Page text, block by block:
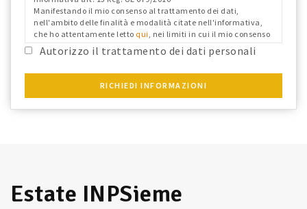
Manifestando il mio consenso al trattamento dei dati,
nell'ambito delle finalità e modalità citate nell'informativa,
che ho attentamente letto qui, nei limiti in cui il mio consenso
fosse richiesto ai fini del Reg. Ue 679/2016 e confermo i dati
anagrafici riportati.
Autorizzo il trattamento dei dati personali
RICHIEDI INFORMAZIONI
Estate INPSieme